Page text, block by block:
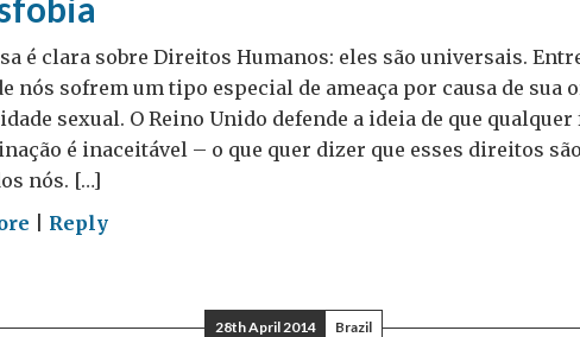
é clara sobre Direitos Humanos: eles são universais.
nós sofrem um tipo especial de ameaça por causa de sua
sexual. O Reino Unido defende a ideia de que qualquer
é inaceitável – o que quer dizer que esses direitos
nós. […]
onReply
28th April 2014 Brazil